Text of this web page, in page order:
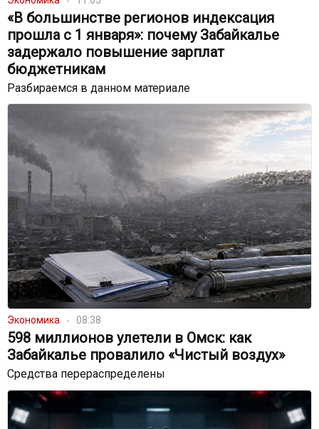
«В большинстве регионов индексация
прошла с 1 января»: почему Забайкалье
задержало повышение зарплат
бюджетникам
Разбираемся в данном материале
Экономика 08:38
598 миллионов улетели в Омск: как
Забайкалье провалило «Чистый воздух»
Средства перераспределены